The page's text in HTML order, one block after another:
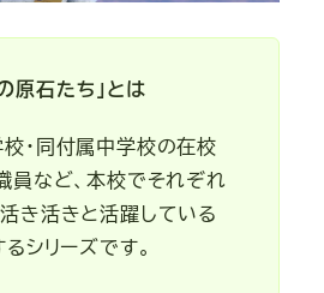
原石たち」とは
・同付属中学校の在校
員など、本校でそれぞれ
き活きと活躍している
るシリーズです。